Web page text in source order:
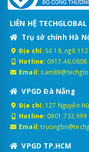
LIÊN HỆ TECHGLOBAL
Trụ sở chính Hà
Địa chỉ: Số 18, ngõ
Hotline: 0917.46.0808
Email:
VPGD Đà Nẵng
Địa chỉ: 127 Nguyễn
Hotline: 0901.732.999
Email:
VPGD TP.HCM